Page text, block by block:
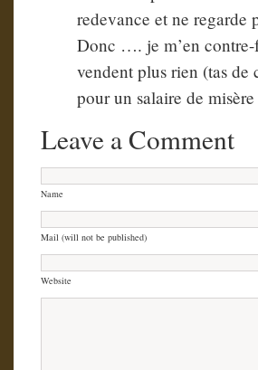
redevance et ne
Donc …. je m’en contre-
vendent plus rien (tas
pour un salaire de
Leave a Comment
Name
Mail (will not be published)
Website